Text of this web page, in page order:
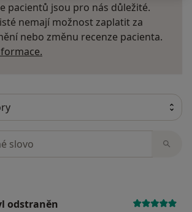
pacientů jsou pro nás důležité.
nemají možnost zaplatit za
nebo změnu recenze pacienta.
odstraněn